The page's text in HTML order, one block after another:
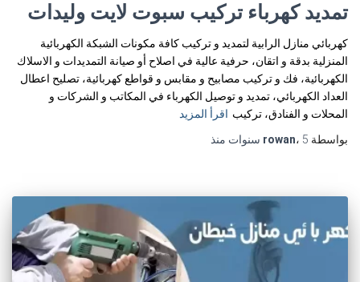
تمديد كهرباء تركيب سبوت لايت وليدات
كهربائي منازل الرابية لتمديد و تركيب كافة مكونات الشبكة الكهربائية
المنزلية بدقة و اتقان، حرفية عالية في اصلاح أو صيانة التمديدات و الاسلاك
الكهربائية، فك و تركيب مصابيح و مقابس و قواطع كهربائية، تصليح اعطال
العداد الكهربائي، تمديد و توصيل الكهرباء في المكاتب و الشركات و
المحلات و الفنادق، تركيب اقرأ المزيد
بواسطة
rowan، 5 سنوات منذ